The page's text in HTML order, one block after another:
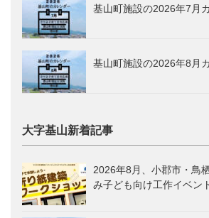
基山町施設の2026年7月
基山町施設の2026年8月
大字基山新着記事
2026年8月、小郡市・鳥
み子ども向け工作イベン